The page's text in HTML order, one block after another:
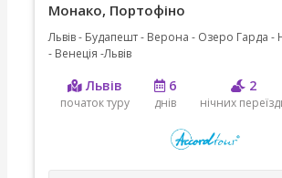
Монако, Портофіно
Львів - Будапешт - Верона - Озеро Гарда -
- Венеція -Львів
Львів
початок туру
6
днів
2
нічних